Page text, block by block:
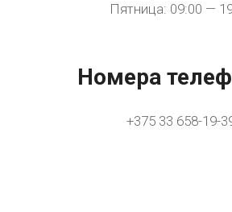
Пятница: 09:00 —
Номера
+375 33 658-19-